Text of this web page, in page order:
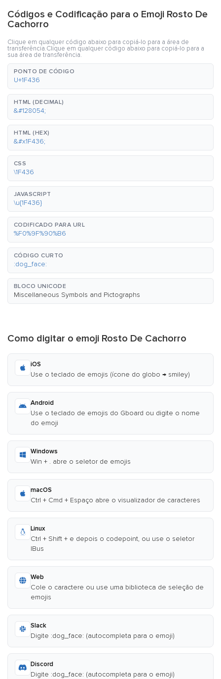
Códigos e Codificação para o Emoji Rosto De
Cachorro
Clique em qualquer código abaixo para copiá-lo para a área de
transferência.Clique em qualquer código abaixo para copiá-lo para a
sua área de transferência.
PONTO DE CÓDIGO
U+1F436
HTML (DECIMAL)
&#128054;
HTML (HEX)
&#x1F436;
CSS
\1F436
JAVASCRIPT
\u{1F436}
CODIFICADO PARA URL
%F0%9F%90%B6
CÓDIGO CURTO
:dog_face:
BLOCO UNICODE
Miscellaneous Symbols and Pictographs
Como digitar o emoji Rosto De Cachorro
iOS
Use o teclado de emojis (ícone do globo → smiley)
Android
Use o teclado de emojis do Gboard ou digite o nome
do emoji
Windows
Win + . abre o seletor de emojis
macOS
Ctrl + Cmd + Espaço abre o visualizador de caracteres
Linux
Ctrl + Shift + e depois o codepoint, ou use o seletor
IBus
Web
Cole o caractere ou use uma biblioteca de seleção de
emojis
Slack
Digite :dog_face: (autocompleta para o emoji)
Discord
Digite :dog_face: (autocompleta para o emoji)